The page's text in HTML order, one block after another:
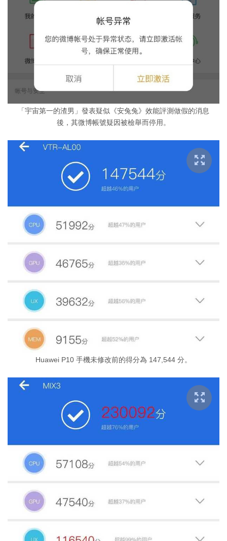
「宇宙第一的渣男」發表疑似《安兔兔》效能評測做假的消息
後，其微博帳號疑因被檢舉而停用。
Huawei P10 手機未修改前的得分為 147,544 分。